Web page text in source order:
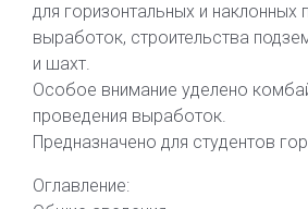
для горизонтальных и наклонных
выработок, строительства
и шахт.
Особое внимание уделено
проведения выработок.
Предназначено для студентов
Оглавление: